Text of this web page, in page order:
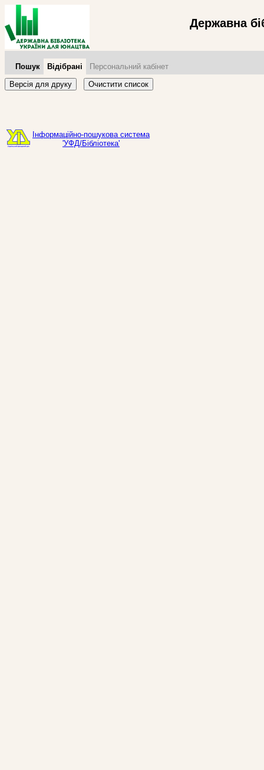
Державна
Пошук Відібрані
Персональний кабінет
Версія для друку
Очистити список
Інформаційно-пошукова система
'УФД/Бібліотека'